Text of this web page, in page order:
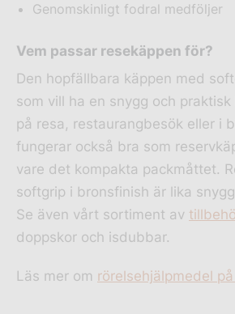
Genomskinligt fodral medföljer
Vem passar resekäppen för?
Den hopfällbara käppen med
som vill ha en snygg och
på resa, restaurangbesök eller i
fungerar också bra som
vare det kompakta packmåttet.
softgrip i bronsfinish är lika
Se även vårt sortiment av
doppskor och isdubbar.
Läs mer om rörelsehjälpmedel på